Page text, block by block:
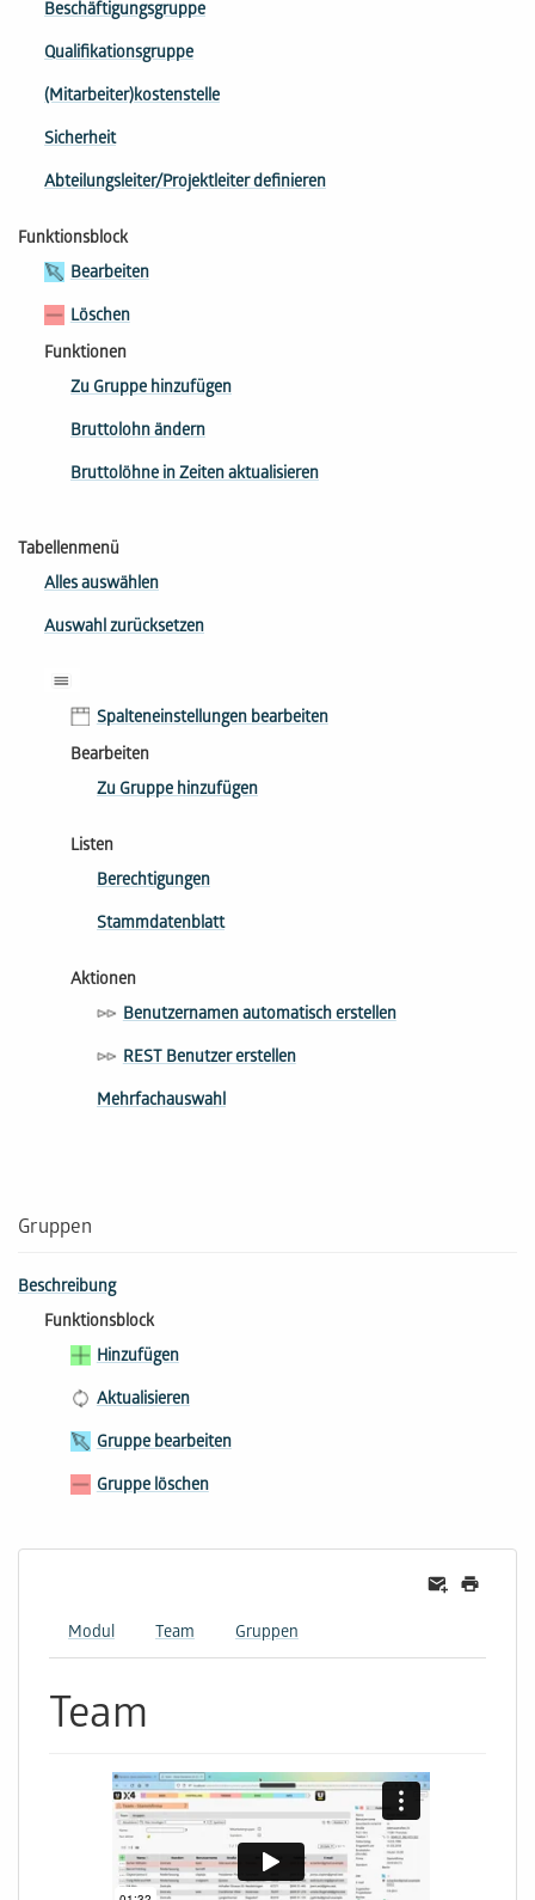
Beschäftigungsgruppe
Qua­li­fi­ka­tions­gruppe
(Mitarbeiter­)kostenstelle
Sicherheit
Abteilungsleiter/Projektleiter definieren
Funktionsblock
Bearbeiten
Löschen
Funktionen
Zu Gruppe hinzufügen
Bruttolohn ändern
Bruttolöhne in Zeiten aktualisieren
Tabellenmenü
Alles auswählen
Auswahl zurücksetzen
Spalteneinstellungen bearbeiten
Bearbeiten
Zu Gruppe hinzufügen
Listen
Berechtigungen
Stammdatenblatt
Aktionen
Benutzernamen automatisch erstellen
REST Benutzer erstellen
Mehrfachauswahl
Gruppen
Beschreibung
Funktionsblock
Hinzufügen
Aktualisieren
Gruppe bearbeiten
Gruppe löschen
Modul Team Gruppen
Team